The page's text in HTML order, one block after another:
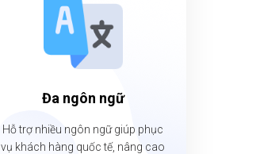
Đa ngôn ngữ
Hỗ trợ nhiều ngôn ngữ giúp phục
vụ khách hàng quốc tế, nâng cao